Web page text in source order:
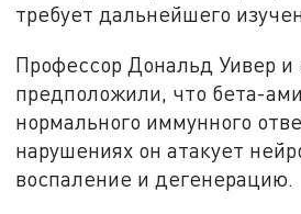
требует дальнейшего
Профессор Дональд Уивер и
предположили, что бета-
нормального иммунного
нарушениях он атакует
воспаление и дегенерацию.